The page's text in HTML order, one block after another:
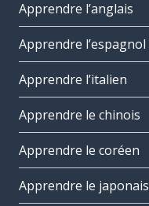
Apprendre l’anglais
Apprendre l’espagnol
Apprendre l’italien
Apprendre le chinois
Apprendre le coréen
Apprendre le japonais